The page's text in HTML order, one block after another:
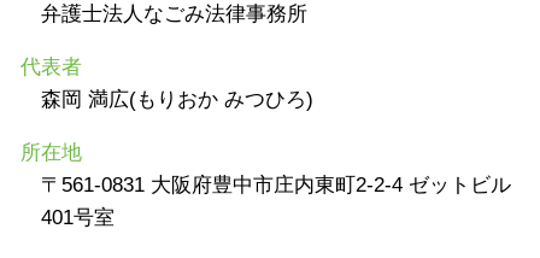
弁護士法人なごみ法律事務所
代表者
森岡 満広(もりおか みつひろ)
所在地
〒561-0831 大阪府豊中市庄内東町2-2-4 ゼットビル
401号室